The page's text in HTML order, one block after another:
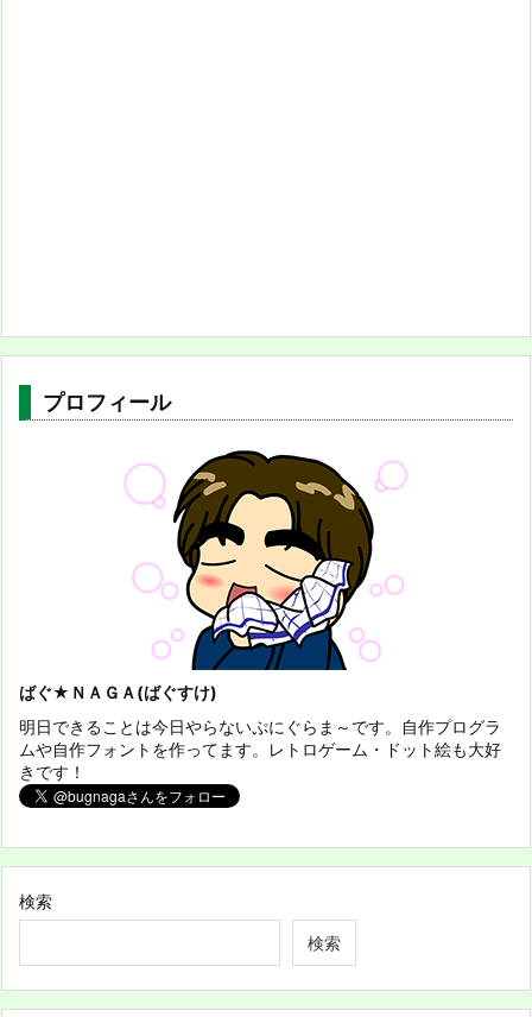
プロフィール
ばぐ★ＮＡＧＡ(ばぐすけ)
明日できることは今日やらないぷにぐらま～です。自作プログラ
ムや自作フォントを作ってます。レトロゲーム・ドット絵も大好
きです！
検索
検索